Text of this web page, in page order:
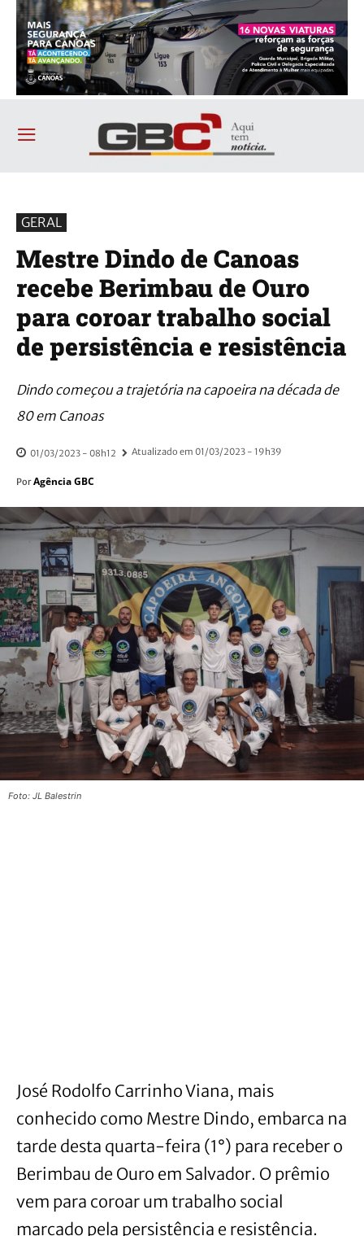
GERAL
Mestre Dindo de Canoas
recebe Berimbau de Ouro
para coroar trabalho social
de persistência e resistência
Dindo começou a trajetória na capoeira na década de
80 em Canoas
01/03/2023 - 08h12 Atualizado em 01/03/2023 - 19h39
Por Agência GBC
Foto: JL Balestrin
José Rodolfo Carrinho Viana, mais
conhecido como Mestre Dindo, embarca na
tarde desta quarta-feira (1°) para receber o
Berimbau de Ouro em Salvador. O prêmio
vem para coroar um trabalho social
marcado pela persistência e resistência.